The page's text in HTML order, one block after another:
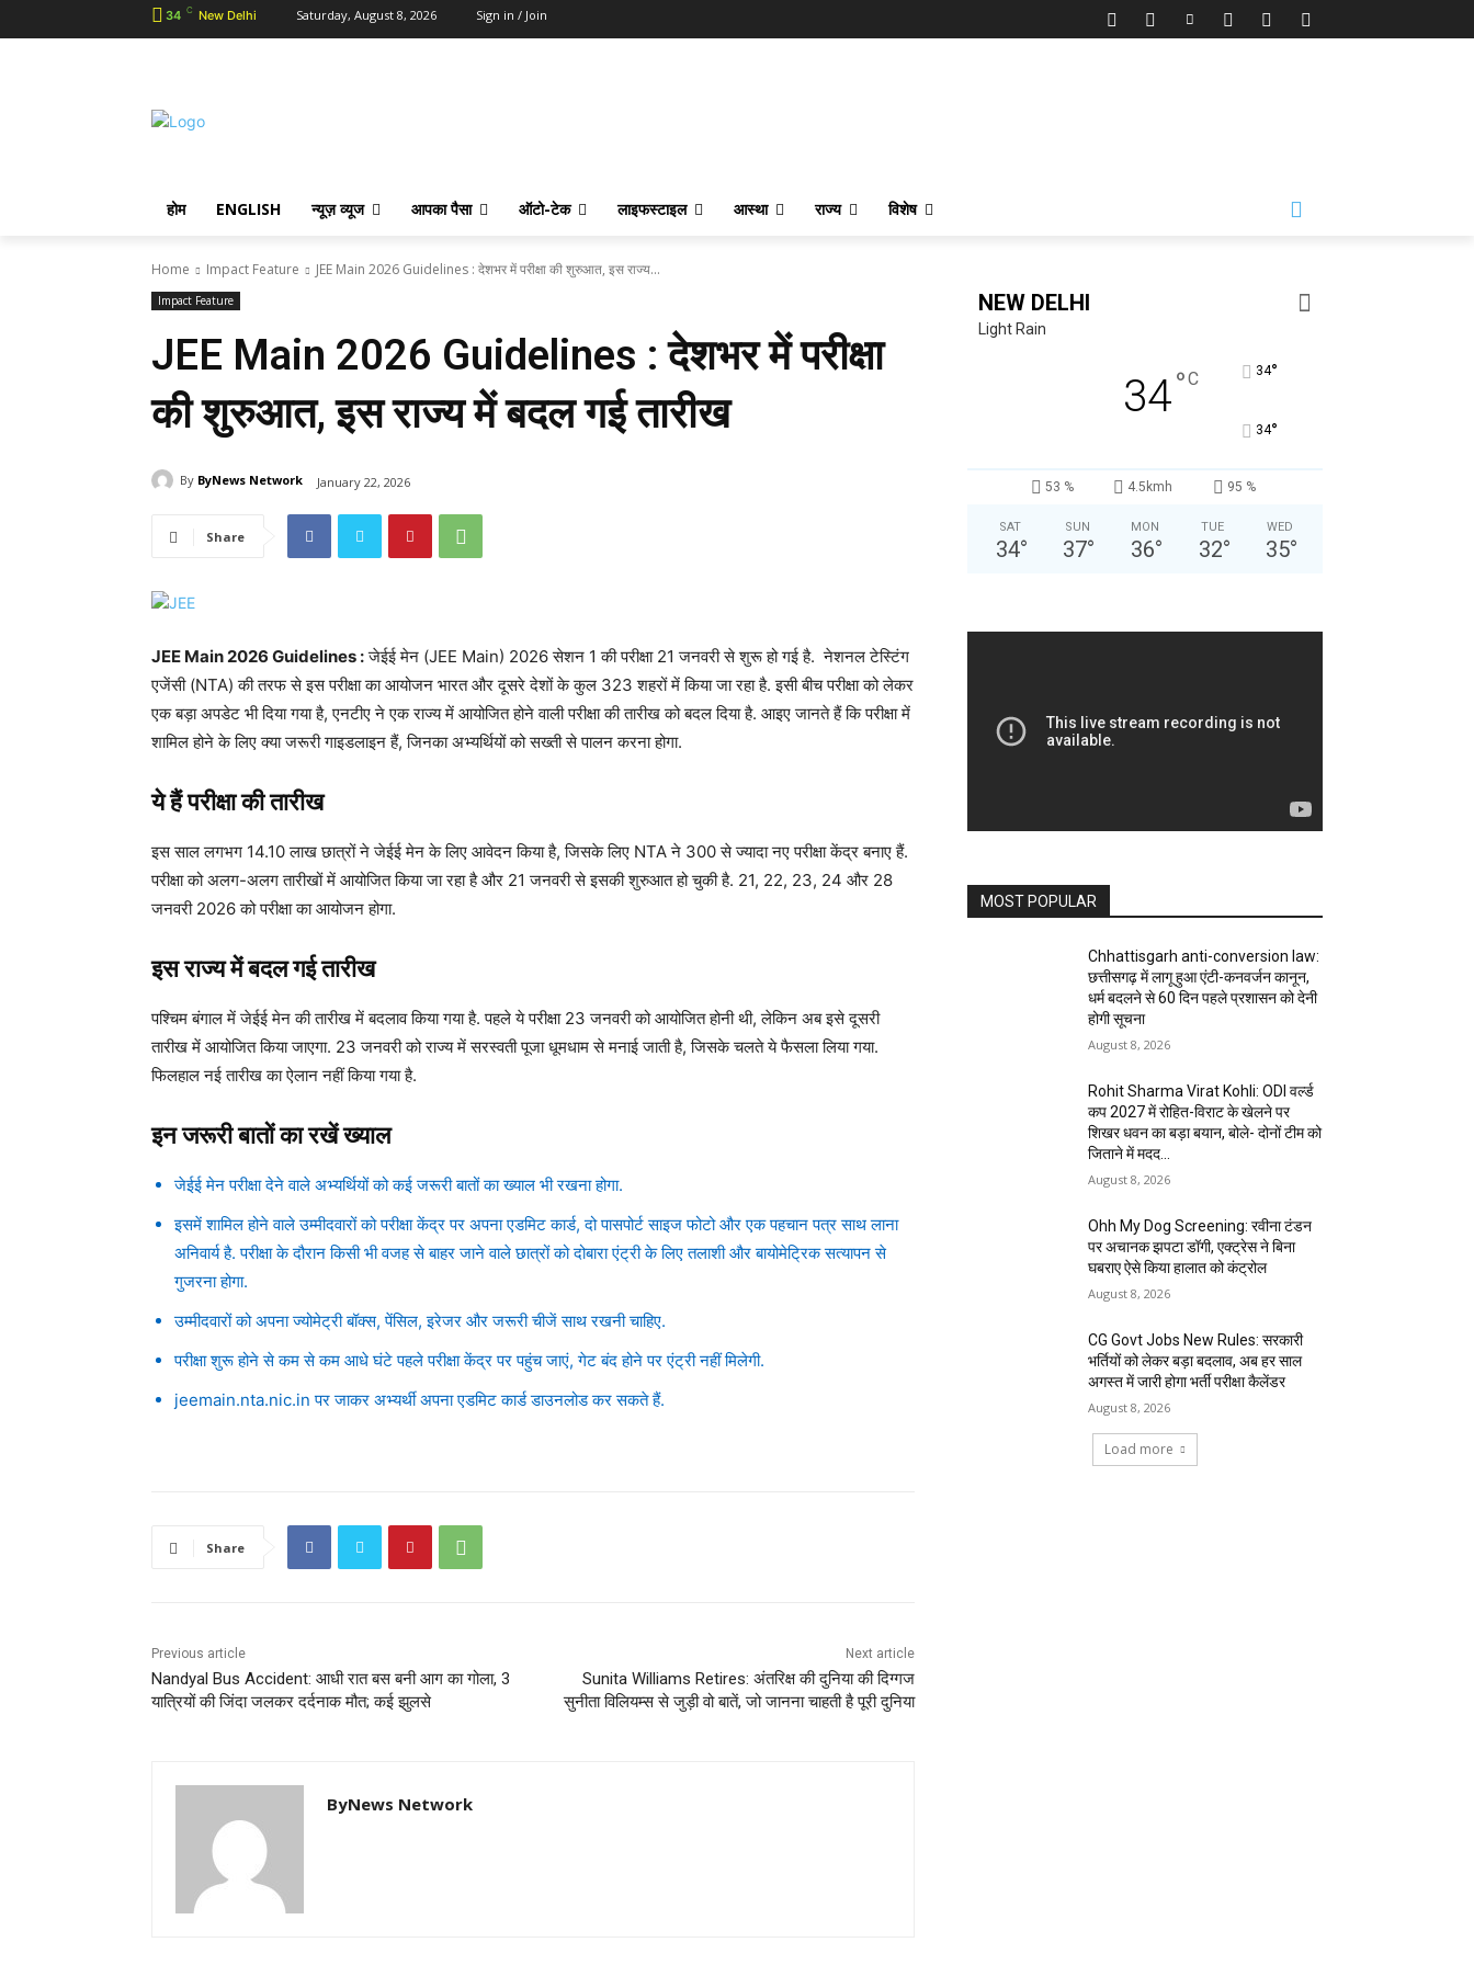
34 C New Delhi Saturday, August 8, 2026 Sign in / Join
होम ENGLISH न्यूज़ व्यूज आपका पैसा ऑटो-टेक लाइफस्टाइल आस्था राज्य विशेष
Home Impact Feature JEE Main 2026 Guidelines : देशभर में परीक्षा की शुरुआत, इस राज्य...
Impact Feature
JEE Main 2026 Guidelines : देशभर में परीक्षा
की शुरुआत, इस राज्य में बदल गई तारीख
By ByNews Network January 22, 2026
Share
JEE Main 2026 Guidelines :जेईई मेन (JEE Main) 2026 सेशन 1 की परीक्षा 21 जनवरी से शुरू हो गई है. नेशनल टेस्टिंग
एजेंसी (NTA) की तरफ से इस परीक्षा का आयोजन भारत और दूसरे देशों के कुल 323 शहरों में किया जा रहा है. इसी बीच परीक्षा को लेकर
एक बड़ा अपडेट भी दिया गया है, एनटीए ने एक राज्य में आयोजित होने वाली परीक्षा की तारीख को बदल दिया है. आइए जानते हैं कि परीक्षा में
शामिल होने के लिए क्या जरूरी गाइडलाइन हैं, जिनका अभ्यर्थियों को सख्ती से पालन करना होगा.
ये हैं परीक्षा की तारीख
इस साल लगभग 14.10 लाख छात्रों ने जेईई मेन के लिए आवेदन किया है, जिसके लिए NTA ने 300 से ज्यादा नए परीक्षा केंद्र बनाए हैं.
परीक्षा को अलग-अलग तारीखों में आयोजित किया जा रहा है और 21 जनवरी से इसकी शुरुआत हो चुकी है. 21, 22, 23, 24 और 28
जनवरी 2026 को परीक्षा का आयोजन होगा.
इस राज्य में बदल गई तारीख
पश्चिम बंगाल में जेईई मेन की तारीख में बदलाव किया गया है. पहले ये परीक्षा 23 जनवरी को आयोजित होनी थी, लेकिन अब इसे दूसरी
तारीख में आयोजित किया जाएगा. 23 जनवरी को राज्य में सरस्वती पूजा धूमधाम से मनाई जाती है, जिसके चलते ये फैसला लिया गया.
फिलहाल नई तारीख का ऐलान नहीं किया गया है.
इन जरूरी बातों का रखें ख्याल
जेईई मेन परीक्षा देने वाले अभ्यर्थियों को कई जरूरी बातों का ख्याल भी रखना होगा.
इसमें शामिल होने वाले उम्मीदवारों को परीक्षा केंद्र पर अपना एडमिट कार्ड, दो पासपोर्ट साइज फोटो और एक पहचान पत्र साथ लाना
अनिवार्य है. परीक्षा के दौरान किसी भी वजह से बाहर जाने वाले छात्रों को दोबारा एंट्री के लिए तलाशी और बायोमेट्रिक सत्यापन से
गुजरना होगा.
उम्मीदवारों को अपना ज्योमेट्री बॉक्स, पेंसिल, इरेजर और जरूरी चीजें साथ रखनी चाहिए.
परीक्षा शुरू होने से कम से कम आधे घंटे पहले परीक्षा केंद्र पर पहुंच जाएं, गेट बंद होने पर एंट्री नहीं मिलेगी.
jeemain.nta.nic.in पर जाकर अभ्यर्थी अपना एडमिट कार्ड डाउनलोड कर सकते हैं.
Share
Previous article
Nandyal Bus Accident: आधी रात बस बनी आग का गोला, 3
यात्रियों की जिंदा जलकर दर्दनाक मौत; कई झुलसे
Next article
Sunita Williams Retires: अंतरिक्ष की दुनिया की दिग्गज
सुनीता विलियम्स से जुड़ी वो बातें, जो जानना चाहती है पूरी दुनिया
ByNews Network
NEW DELHI
Light Rain
34°C 34°
34°
53 % 4.5kmh 95 %
SAT
34°
SUN
37°
MON
36°
TUE
32°
WED
35°
MOST POPULAR
Chhattisgarh anti-conversion law:
छत्तीसगढ़ में लागू हुआ एंटी-कनवर्जन कानून,
धर्म बदलने से 60 दिन पहले प्रशासन को देनी
होगी सूचना
August 8, 2026
Rohit Sharma Virat Kohli: ODI वर्ल्ड
कप 2027 में रोहित-विराट के खेलने पर
शिखर धवन का बड़ा बयान, बोले- दोनों टीम को
जिताने में मदद...
August 8, 2026
Ohh My Dog Screening: रवीना टंडन
पर अचानक झपटा डॉगी, एक्ट्रेस ने बिना
घबराए ऐसे किया हालात को कंट्रोल
August 8, 2026
CG Govt Jobs New Rules: सरकारी
भर्तियों को लेकर बड़ा बदलाव, अब हर साल
अगस्त में जारी होगा भर्ती परीक्षा कैलेंडर
August 8, 2026
Load more